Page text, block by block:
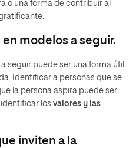
o una forma de contribuir al
modelos a seguir.
seguir puede ser una forma útil
Identificar a personas que se
la persona aspira puede ser
los valores y las
inviten a la